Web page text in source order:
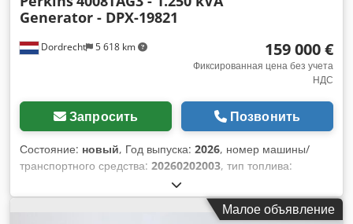
Dordrecht 5 618 km
Generator - DPX-19821
159 000 €
Фиксированная цена без учета
НДС
Запросить Позвонить
Состояние: новый, Год выпуска: 2026, номер машины/
транспортного средства: 20260202003, тип топлива:
, производитель двигателей:
Назначение: Строительство Dcjdpfx Aszkpmromyjk
Собственный вес: 12 270 кг Мощность генератора: 1250
Малое объявление